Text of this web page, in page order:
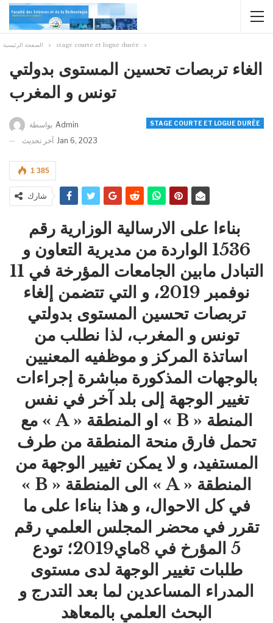
الصفحة الرئيسية stage courte et logue durée
الغاء تربصات تحسين المستوى بدولتي
تونس و المغرب
STAGE COURTE ET LOGUE DURÉE
Admin
Jan 6, 2023
1 385
شارك
بناءا على الارسالية الوزارية رقم
1536 الواردة من مديرية التعاون و
التبادل مابين الجامعات المؤرخة في 11
نوفمبر 2019، و التي تتضمن إلغاء
تربصات تحسين المستوى بدولتي
تونس و المغرب، لذا نطلب من
اساتذة المركز و موظفيه المعنيين
بالوجهات المذكورة مباشرة إجراءات
تغيير الوجهة إلى بلد آخر في نفس
المنطة « B » او المنطقة « A » مع
تحمل فارق منحة المنطقة من طرف
المستفيد، و لا يمكن تغيير الوجهة من
المنطقة « A » الى المنطقة « B »
في كل الاحوال، و هذا بناءا على ما
تقرر في محضر المجلس العلمي رقم
5 المؤرخ في 8ماي2019؛ تودع
طلبات تغيير الوجهة لدى مستوى
المدراء المساعدين لما بعد التدرج و
البحث العلمي بالمعاهد